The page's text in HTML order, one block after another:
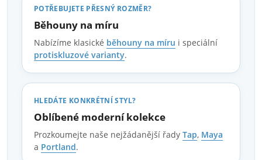
POTŘEBUJETE PŘESNÝ ROZMĚR?
Běhouny na míru
Nabízíme klasické běhouny na míru i speciální
protiskluzové varianty.
HLEDÁTE KONKRÉTNÍ STYL?
Oblíbené moderní kolekce
Prozkoumejte naše nejžádanější řady Tap, Maya
a Portland.